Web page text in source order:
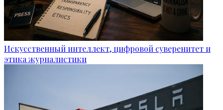
Искусственный интеллект, цифровой суверенитет и
этика журналистики